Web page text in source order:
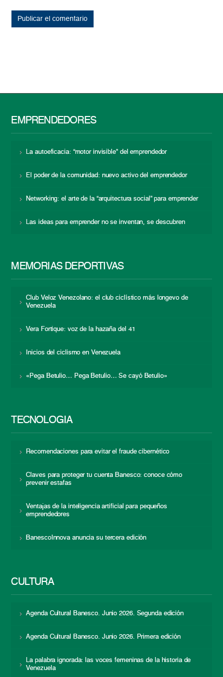
EMPRENDEDORES
La autoeficacia: “motor invisible” del emprendedor
El poder de la comunidad: nuevo activo del emprendedor
Networking: el arte de la “arquitectura social” para emprender
Las ideas para emprender no se inventan, se descubren
MEMORIAS DEPORTIVAS
Club Veloz Venezolano: el club ciclístico más longevo de
Venezuela
Vera Fortique: voz de la hazaña del 41
Inicios del ciclismo en Venezuela
«Pega Betulio… Pega Betulio… Se cayó Betulio»
TECNOLOGÍA
Recomendaciones para evitar el fraude cibernético
Claves para proteger tu cuenta Banesco: conoce cómo
prevenir estafas
Ventajas de la inteligencia artificial para pequeños
emprendedores
BanescoInnova anuncia su tercera edición
CULTURA
Agenda Cultural Banesco. Junio 2026. Segunda edición
Agenda Cultural Banesco. Junio 2026. Primera edición
La palabra ignorada: las voces femeninas de la historia de
Venezuela